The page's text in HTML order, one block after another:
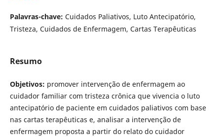
Palavras-chave: Cuidados Paliativos, Luto Antecipatório,
Tristeza, Cuidados de Enfermagem, Cartas Terapêuticas
Resumo
Objetivos: promover intervenção de enfermagem ao
cuidador familiar com tristeza crônica que vivencia o luto
antecipatório de paciente em cuidados paliativos com base
nas cartas terapêuticas e, analisar a intervenção de
enfermagem proposta a partir do relato do cuidador